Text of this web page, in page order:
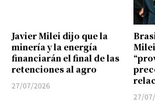
Javier Milei dijo que la
minería y la energía
financiarán el final de las
retenciones al agro
27/07/2026
27/